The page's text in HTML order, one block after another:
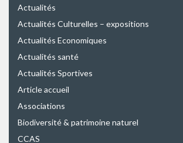
Actualités
Actualités Culturelles – expositions
Actualités Economiques
Actualités santé
Actualités Sportives
Article accueil
Associations
Biodiversité & patrimoine naturel
CCAS